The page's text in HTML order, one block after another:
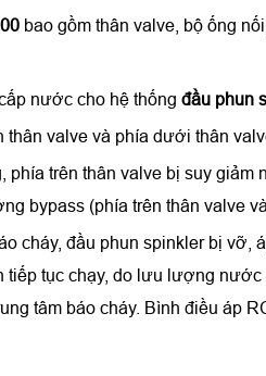
bao gồm thân valve, bộ ống
nước cho hệ thống đầu phun
valve và phía dưới thân
phía trên thân valve bị suy
bypass (phía trên thân valve
cháy, đầu phun spinkler bị
tục chạy, do lưu lượng
tâm báo cháy. Bình điều áp